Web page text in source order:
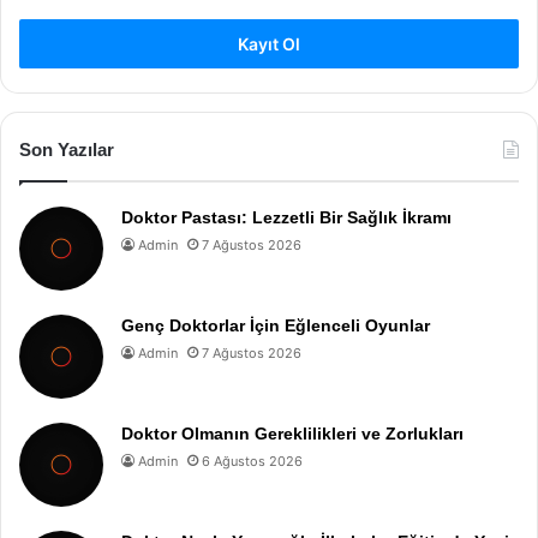
Kayıt Ol
Son Yazılar
Doktor Pastası: Lezzetli Bir Sağlık İkramı
Admin 7 Ağustos 2026
Genç Doktorlar İçin Eğlenceli Oyunlar
Admin 7 Ağustos 2026
Doktor Olmanın Gereklilikleri ve Zorlukları
Admin 6 Ağustos 2026